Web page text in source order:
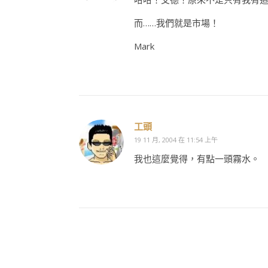
而……我們就是市場！
Mark
工頭
19 11 月, 2004 在 11:54 上午
我也這麼覺得，有點一頭霧水。